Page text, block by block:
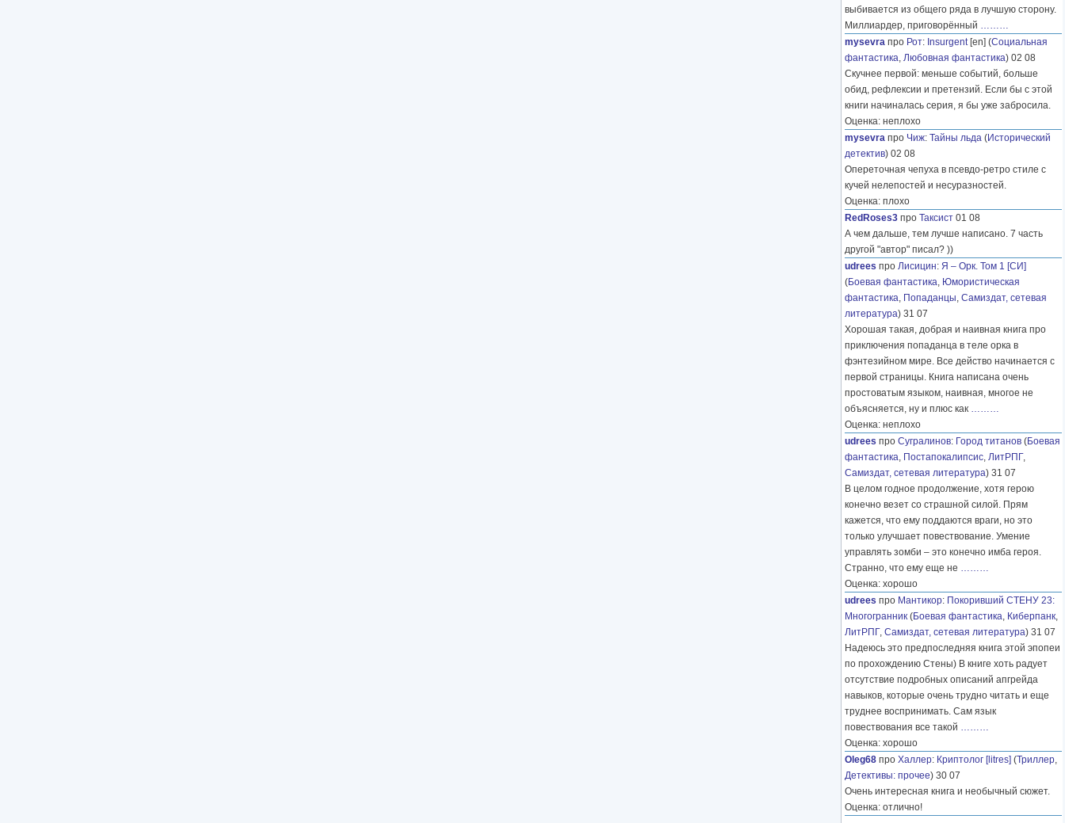
выбивается из общего ряда в лучшую сторону.
Миллиардер, приговорённый ………
mysevra про Рот: Insurgent[en] (Социальная
фантастика, Любовная фантастика) 02 08
Скучнее первой: меньше событий, больше
обид, рефлексии и претензий. Если бы с этой
книги начиналась серия, я бы уже забросила.
Оценка: неплохо
mysevra про Чиж: Тайны льда (Исторический
детектив) 02 08
Опереточная чепуха в псевдо-ретро стиле с
кучей нелепостей и несуразностей.
Оценка: плохо
RedRoses3 про Таксист 01 08
А чем дальше, тем лучше написано. 7 часть
другой "автор" писал? ))
udrees про Лисицин: Я – Орк. Том 1 [СИ]
(Боевая фантастика, Юмористическая
фантастика, Попаданцы, Самиздат, сетевая
литература) 31 07
Хорошая такая, добрая и наивная книга про
приключения попаданца в теле орка в
фэнтезийном мире. Все действо начинается с
первой страницы. Книга написана очень
простоватым языком, наивная, многое не
объясняется, ну и плюс как ………
Оценка: неплохо
udrees про Сугралинов: Город титанов (Боевая
фантастика, Постапокалипсис, ЛитРПГ,
Самиздат, сетевая литература) 31 07
В целом годное продолжение, хотя герою
конечно везет со страшной силой. Прям
кажется, что ему поддаются враги, но это
только улучшает повествование. Умение
управлять зомби – это конечно имба героя.
Странно, что ему еще не ………
Оценка: хорошо
udrees про Мантикор: Покоривший СТЕНУ 23:
Многогранник (Боевая фантастика, Киберпанк,
ЛитРПГ, Самиздат, сетевая литература) 31 07
Надеюсь это предпоследняя книга этой эпопеи
по прохождению Стены) В книге хоть радует
отсутствие подробных описаний апгрейда
навыков, которые очень трудно читать и еще
труднее воспринимать. Сам язык
повествования все такой ………
Оценка: хорошо
Oleg68 про Халлер: Криптолог [litres] (Триллер,
Детективы: прочее) 30 07
Очень интересная книга и необычный сюжет.
Оценка: отлично!